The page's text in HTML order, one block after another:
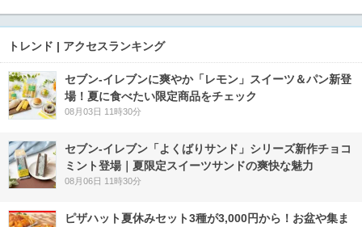
トレンド | アクセスランキング
セブン‐イレブンに爽やか「レモン」スイーツ＆パン新登
場！夏に食べたい限定商品をチェック
08月03日 11時30分
セブン‐イレブン「よくばりサンド」シリーズ新作チョコ
ミント登場｜夏限定スイーツサンドの爽快な魅力
08月06日 11時30分
ピザハット夏休みセット3種が3,000円から！お盆や集ま